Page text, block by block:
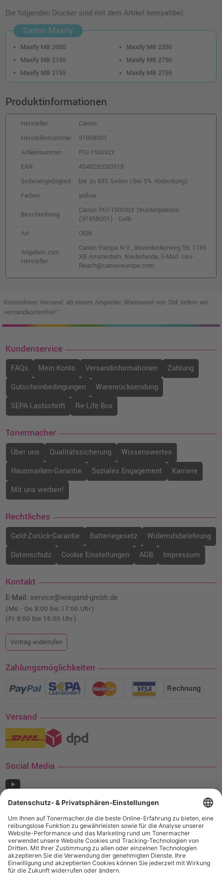
(9193B001) · Cyan
15,99 €
Canon PGI-1500BK Druckerpatrone
18,99 €
Canon PGI-1500C Druckerpatrone
o. MwSt. 10,08 €
12,00 €
1500XLC cyan
o. MwSt.
11,00 €
Canon PGI-1500XLBK Druckerpatrone
(9182B001) · Schwarz
25,99 € shopping_cart
Die folgenden Drucker sind mit dem Artikel kompatibel:
Canon Maxify
Maxify MB 2050
Maxify MB 2150
Maxify MB 2155
Maxify MB 2350
Maxify MB 2750
Maxify MB 2755
Produktinformationen
Hersteller
Canon
Herstellernummer
9195B001
Artikelnummer
PGI-1500XLY
EAN
4549292003918
Seitenergiebigkeit
bis zu 935 Seiten (Bei 5% Abdeckung)
Farben
yellow
Beschreibung
Canon PGI-1500XLY Druckerpatrone
(9195B001) · Gelb
Art
OEM
Angaben zum
Hersteller
Canon Europa N.V., Bovenkerkerweg 59, 1185
XB Amsterdam, Niederlande, E-Mail: ceu-
Reach@canon-europe.com
Kostenloser Versand: ab einem Ampertec Warenwert von 35€ liefern wir
versandkostenfrei!¹
Kundenservice
FAQs Mein Konto Versandinformationen
Zahlung
Gutscheinbedingungen
Warenrücksendung
SEPA-Lastschrift
Re-Life Box
Tonermacher
Über uns Qualitätssicherung
Wissenswertes
Hausmarken-Garantie
Soziales Engagement
Karriere
Mit uns werben!
Rechtliches
Geld-Zurück-Garantie Batteriegesetz
Widerrufsbelehrung
Datenschutz
Cookie Einstellungen AGB Impressum
Kontakt
E-Mail: service@wiegand-gmbh.de
(Mo - Do 8:00 bis 17:00 Uhr)
(Fr 8:00 bis 16:00 Uhr)
Vertrag widerrufen
Zahlungsmöglichkeiten
Rechnung
Versand
Social Media
¹ Nur gültig für den Versand innerhalb Deutschlands. Befindet sich ein Warenwert
von mindestens 35€ (inkl. Mwst.) an Ampertec Artikeln in Ihrem Warenkorb, ist der
Versand für Sie kostenfrei.